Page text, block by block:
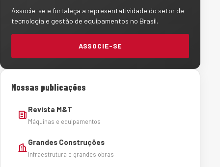
Associe-se e fortaleça a representatividade do setor de
tecnologia e gestão de equipamentos no Brasil.
ASSOCIE-SE
Nossas publicações
Revista M&T
Máquinas e equipamentos
Grandes Construções
Infraestrutura e grandes obras